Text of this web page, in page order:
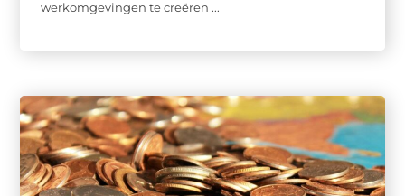
werkomgevingen te creëren ...